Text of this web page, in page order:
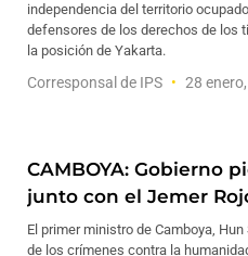
independencia del territorio
defensores de los derechos de los
la posición de Yakarta.
Corresponsal de IPS 28
CAMBOYA: Gobierno
junto con el Jemer
El primer ministro de Camboya,
de los crímenes contra la